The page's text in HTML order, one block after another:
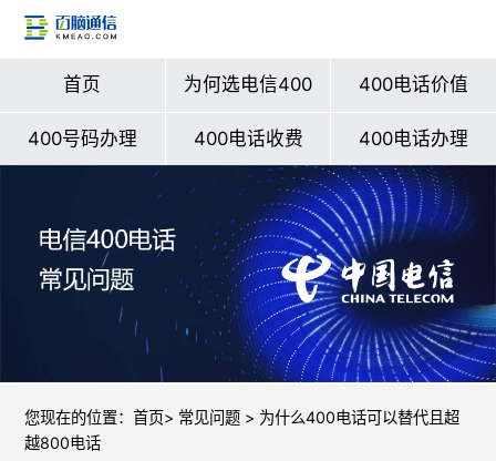
首页 为何选电信400 400电话价值
400号码办理 400电话收费 400电话办理
您现在的位置： 首页> 常见问题> 为什么400电话可以替代且超
越800电话